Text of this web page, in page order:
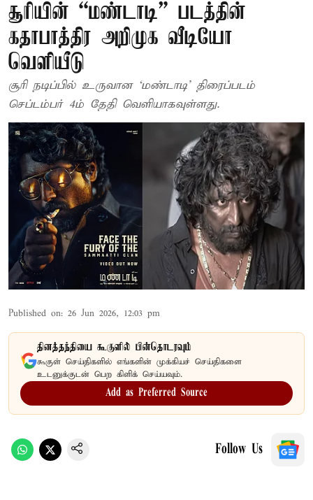
சூரியின் “மண்டாடி” படத்தின்
கதாபாத்திர அறிமுக வீடியோ
வெளியீடு
சூரி நடிப்பில் உருவான ‘மண்டாடி’ திரைப்படம்
செப்டம்பர் 4ம் தேதி வெளியாகவுள்ளது.
Published on: 26 Jun 2026, 12:03 pm
தினத்தந்தியை கூகுளில் பின்தொடரவும்
கூகுள் செய்திகளில் எங்களின் முக்கியச் செய்திகளை
உடனுக்குடன் பெற கிளிக் செய்யவும்.
Add as Preferred Source
Follow Us